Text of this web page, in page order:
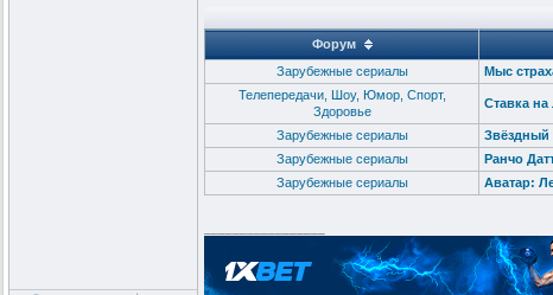
Форум
Зарубежные сериалы
Мыс
Телепередачи, Шоу, Юмор, Спорт,
Здоровье
Ставка
Зарубежные сериалы Звёздный
Зарубежные сериалы Ранчо
Зарубежные сериалы Аватар: